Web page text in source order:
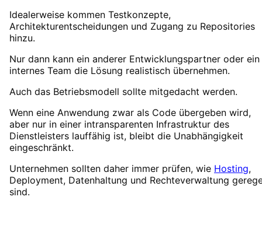
Idealerweise kommen Testkonzepte,
Architekturentscheidungen und Zugang zu Repositories
hinzu.
Nur dann kann ein anderer Entwicklungspartner oder ein
internes Team die Lösung realistisch übernehmen.
Auch das Betriebsmodell sollte mitgedacht werden.
Wenn eine Anwendung zwar als Code übergeben wird,
aber nur in einer intransparenten Infrastruktur des
Dienstleisters lauffähig ist, bleibt die Unabhängigkeit
eingeschränkt.
Unternehmen sollten daher immer prüfen, wie Hosting,
Deployment, Datenhaltung und Rechteverwaltung
sind.